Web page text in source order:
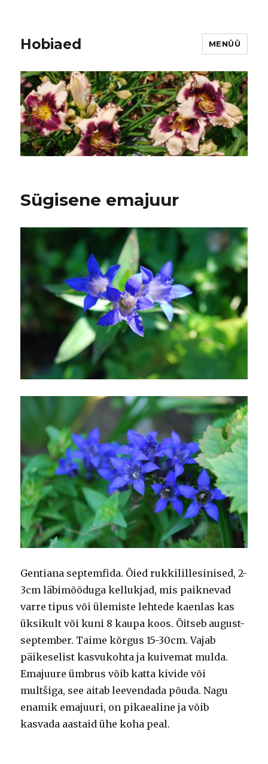
Hobiaed MENÜÜ
Sügisene emajuur
Gentiana septemfida. Õied rukkilillesinised, 2-
3cm läbimõõduga kellukjad, mis paiknevad
varre tipus või ülemiste lehtede kaenlas kas
üksikult või kuni 8 kaupa koos. Õitseb august-
september. Taime kõrgus 15-30cm. Vajab
päikeselist kasvukohta ja kuivemat mulda.
Emajuure ümbrus võib katta kivide või
multšiga, see aitab leevendada põuda. Nagu
enamik emajuuri, on pikaealine ja võib
kasvada aastaid ühe koha peal.